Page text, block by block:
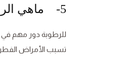
5- ماهي الرطوبة المثالية لنمو الفراولة؟
للرطوبة دور مهم في
تسبب الأمراض الفطرية، فعليك